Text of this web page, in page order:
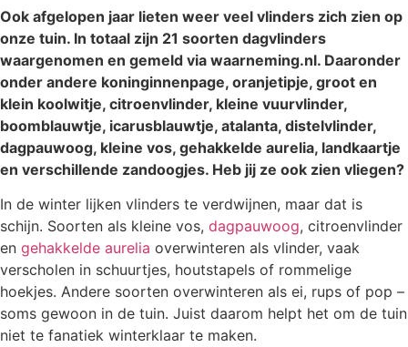
Ook afgelopen jaar lieten weer veel vlinders zich zien op
onze tuin. In totaal zijn 21 soorten dagvlinders
waargenomen en gemeld via waarneming.nl. Daaronder
onder andere koninginnenpage, oranjetipje, groot en
klein koolwitje, citroenvlinder, kleine vuurvlinder,
boomblauwtje, icarusblauwtje, atalanta, distelvlinder,
dagpauwoog, kleine vos, gehakkelde aurelia, landkaartje
en verschillende zandoogjes. Heb jij ze ook zien vliegen?
In de winter lijken vlinders te verdwijnen, maar dat is
schijn. Soorten als kleine vos, dagpauwoog, citroenvlinder
en gehakkelde aurelia overwinteren als vlinder, vaak
verscholen in schuurtjes, houtstapels of rommelige
hoekjes. Andere soorten overwinteren als ei, rups of pop –
soms gewoon in de tuin. Juist daarom helpt het om de tuin
niet te fanatiek winterklaar te maken.